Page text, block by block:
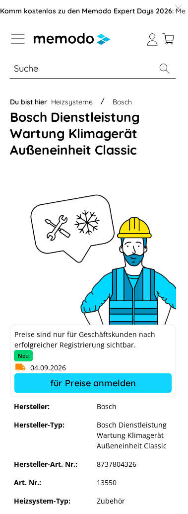
der B2B-Plattform springen
Komm kostenlos zu den Memodo Expert Days 2026:
% Sale Module Wechselrichter
Du bist hier Heizsysteme Bosch
Bosch Dienstleistung
Wartung Klimagerät
Außeneinheit Classic
Hersteller:
Bosch
Hersteller-Typ:
Bosch Dienstleistung
Wartung Klimagerät
Außeneinheit Classic
Hersteller-Art. Nr.:
8737804326
Art. Nr.:
13550
Heizsystem-Typ:
Zubehör
Preise sind nur für Geschäftskunden nach
erfolgreicher Registrierung sichtbar.
Neu
04.09.2026
für Preise anmelden